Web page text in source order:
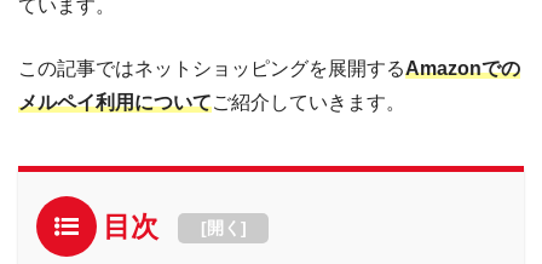
ています。
この記事ではネットショッピングを展開するAmazonでの
メルペイ利用についてご紹介していきます。
目次 [開く ]